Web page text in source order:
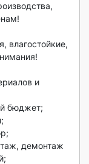
влагостойкие,
и
бюджет;
демонтаж